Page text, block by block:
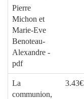
Pierre
Michon et
Marie-Eve
Benoteau-
Alexandre -
pdf
La
communion,
3.43€